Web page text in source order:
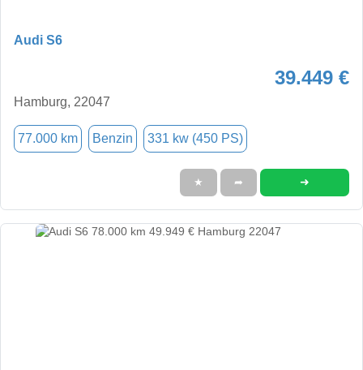
Audi S6
39.449 €
Hamburg, 22047
77.000 km Benzin 331 kw (450 PS)
★ ➦ ➜